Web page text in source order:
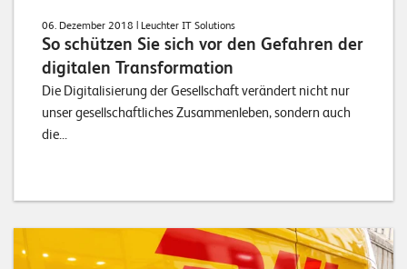
06. Dezember 2018 | Leuchter IT Solutions
So schützen Sie sich vor den Gefahren der
digitalen Transformation
Die Digitalisierung der Gesellschaft verändert nicht nur
unser gesellschaftliches Zusammenleben, sondern auch
die...